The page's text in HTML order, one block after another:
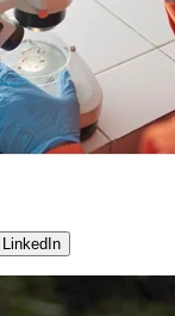
LinkedIn